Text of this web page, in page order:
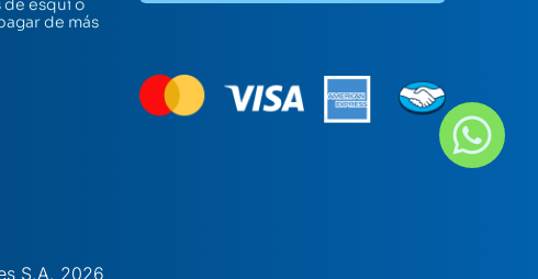
de esquí o
de más
S.A. 2026